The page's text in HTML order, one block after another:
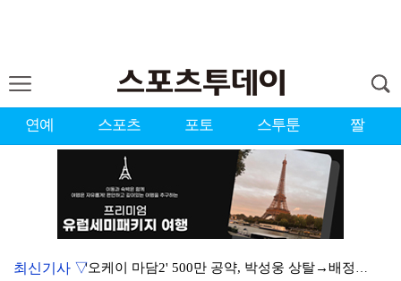
연예 스포츠 포토 스투툰 짤
'오케이 마담2' 500만 공약, 박성웅 상탈→배정남은…
최신기사 ▽